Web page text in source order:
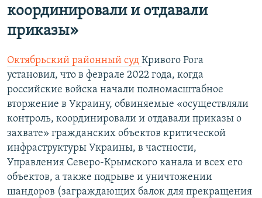
координировали и отдавали
приказы»
Октябрьский районный суд Кривого Рога
установил, что в феврале 2022 года, когда
российские войска начали полномасштабное
вторжение в Украину, обвиняемые «осуществляли
контроль, координировали и отдавали приказы о
захвате» гражданских объектов критической
инфраструктуры Украины, в частности,
Управления Северо-Крымского канала и всех его
объектов, а также подрыве и уничтожении
шандоров (заграждающих балок для прекращения